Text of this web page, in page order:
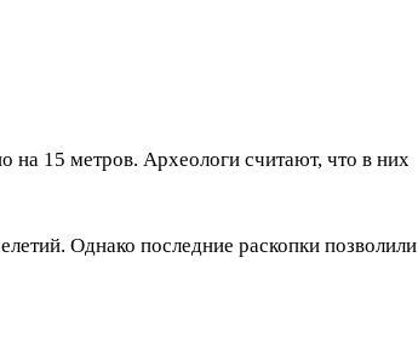
на 15 метров. Археологи считают, что в них
Однако последние раскопки позволили